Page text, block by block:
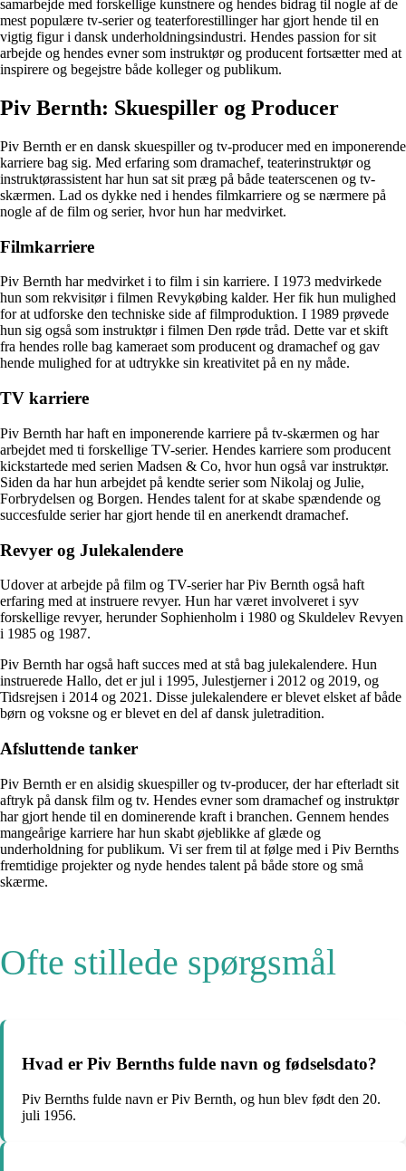
samarbejde med forskellige kunstnere og hendes bidrag til nogle af de
mest populære tv-serier og teaterforestillinger har gjort hende til en
vigtig figur i dansk underholdningsindustri. Hendes passion for sit
arbejde og hendes evner som instruktør og producent fortsætter med at
inspirere og begejstre både kolleger og publikum.
Piv Bernth: Skuespiller og Producer
Piv Bernth er en dansk skuespiller og tv-producer med en imponerende
karriere bag sig. Med erfaring som dramachef, teaterinstruktør og
instruktørassistent har hun sat sit præg på både teaterscenen og tv-
skærmen. Lad os dykke ned i hendes filmkarriere og se nærmere på
nogle af de film og serier, hvor hun har medvirket.
Filmkarriere
Piv Bernth har medvirket i to film i sin karriere. I 1973 medvirkede
hun som rekvisitør i filmen Revykøbing kalder. Her fik hun mulighed
for at udforske den techniske side af filmproduktion. I 1989 prøvede
hun sig også som instruktør i filmen Den røde tråd. Dette var et skift
fra hendes rolle bag kameraet som producent og dramachef og gav
hende mulighed for at udtrykke sin kreativitet på en ny måde.
TV karriere
Piv Bernth har haft en imponerende karriere på tv-skærmen og har
arbejdet med ti forskellige TV-serier. Hendes karriere som producent
kickstartede med serien Madsen & Co, hvor hun også var instruktør.
Siden da har hun arbejdet på kendte serier som Nikolaj og Julie,
Forbrydelsen og Borgen. Hendes talent for at skabe spændende og
succesfulde serier har gjort hende til en anerkendt dramachef.
Revyer og Julekalendere
Udover at arbejde på film og TV-serier har Piv Bernth også haft
erfaring med at instruere revyer. Hun har været involveret i syv
forskellige revyer, herunder Sophienholm i 1980 og Skuldelev Revyen
i 1985 og 1987.
Piv Bernth har også haft succes med at stå bag julekalendere. Hun
instruerede Hallo, det er jul i 1995, Julestjerner i 2012 og 2019, og
Tidsrejsen i 2014 og 2021. Disse julekalendere er blevet elsket af både
børn og voksne og er blevet en del af dansk juletradition.
Afsluttende tanker
Piv Bernth er en alsidig skuespiller og tv-producer, der har efterladt sit
aftryk på dansk film og tv. Hendes evner som dramachef og instruktør
har gjort hende til en dominerende kraft i branchen. Gennem hendes
mangeårige karriere har hun skabt øjeblikke af glæde og
underholdning for publikum. Vi ser frem til at følge med i Piv Bernths
fremtidige projekter og nyde hendes talent på både store og små
skærme.
Ofte stillede spørgsmål
Hvad er Piv Bernths fulde navn og fødselsdato?
Piv Bernths fulde navn er Piv Bernth, og hun blev født den 20.
juli 1956.